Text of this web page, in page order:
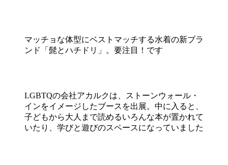
マッチョな体型にベストマッチする水着の新ブラ
ンド「髭とハチドリ」。要注目！です
LGBTQの会社アカルクは、ストーンウォール・
インをイメージしたブースを出展。中に入ると、
子どもから大人まで読めるいろんな本が置かれて
いたり、学びと遊びのスペースになっていました